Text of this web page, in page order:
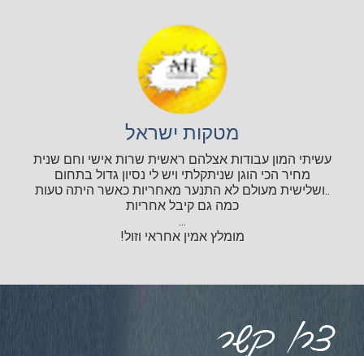
מטקות ישראל
עשיתי המון עבודות אצלהם ראשית שרות אישי וחם שנית
מחיר הכי הוגן שניתקלתי ויש לי נסיון גדול בתחום
..ושלישית מעולם לא התנער מאחריות כאשר היתה טעות
כמה גם קיבל אחריות
...
מומלץ אמין אחראי וזול!